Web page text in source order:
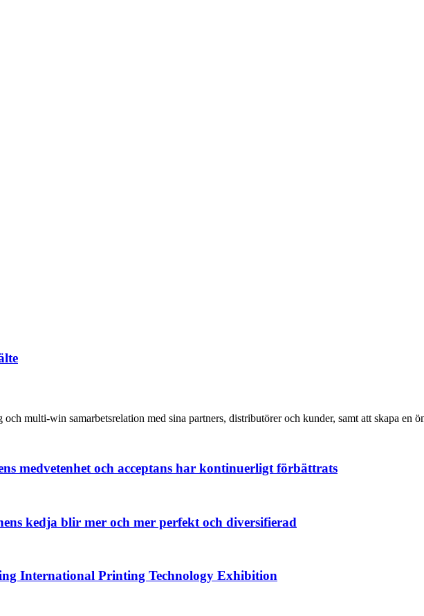
multi-win samarbetsrelation med sina partners, distributörer och kunder, samt att skapa en
medvetenhet och acceptans har kontinuerligt förbättrats
kedja blir mer och mer perfekt och diversifierad
International Printing Technology Exhibition